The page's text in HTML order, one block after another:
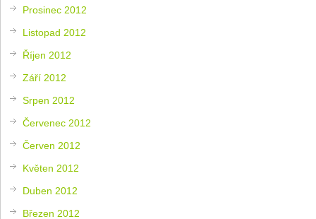
Prosinec 2012
Listopad 2012
Říjen 2012
Září 2012
Srpen 2012
Červenec 2012
Červen 2012
Květen 2012
Duben 2012
Březen 2012